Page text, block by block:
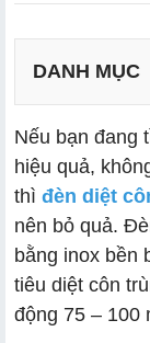
DANH MỤC
Nếu bạn đang
hiệu quả,
thì đèn diệt
nên bỏ quả.
bằng inox bền
tiêu diệt côn
động 75 – 100